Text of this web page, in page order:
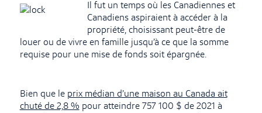
Il fut un temps où les Canadiennes et
Canadiens aspiraient à accéder à la
propriété, choisissant peut-être de
louer ou de vivre en famille jusqu’à ce que la somme
requise pour une mise de fonds soit épargnée.
Bien que le prix médian d’une maison au Canada ait
chuté de 2,8 % pour atteindre 757 100 $ de 2021 à